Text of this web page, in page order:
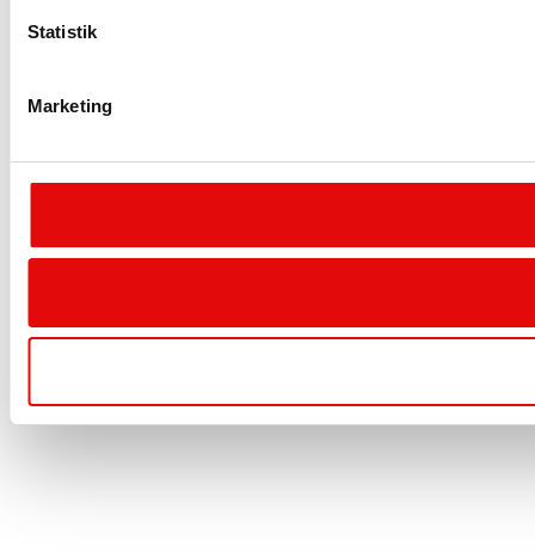
Statistik
Marketing